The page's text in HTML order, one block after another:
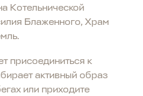
Котельнической
Блаженного, Храм
присоединиться к
активный образ
или приходите